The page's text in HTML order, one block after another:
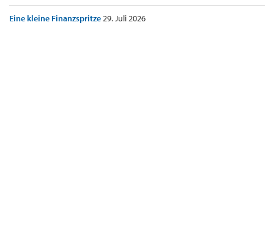
Eine kleine Finanzspritze29. Juli 2026